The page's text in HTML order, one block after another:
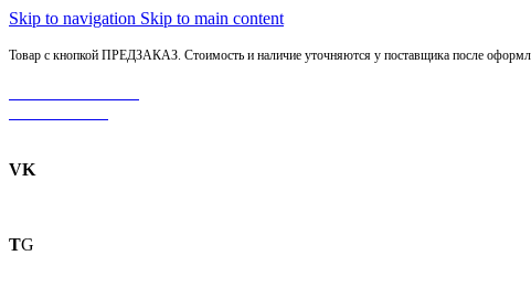
Skip to navigation Skip to main content
Товар с кнопкой ПРЕДЗАКАЗ. Стоимость и наличие уточняются у поставщика после
VK
TG